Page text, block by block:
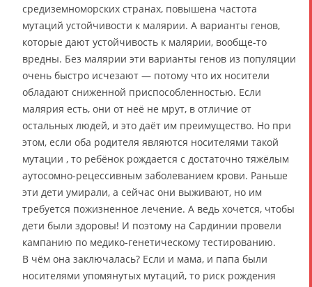
средиземноморских странах, повышена частота
мутаций устойчивости к малярии. А варианты генов,
которые дают устойчивость к малярии, вообще-то
вредны. Без малярии эти варианты генов из популяции
очень быстро исчезают — потому что их носители
обладают сниженной приспособленностью. Если
малярия есть, они от неё не мрут, в отличие от
остальных людей, и это даёт им преимущество. Но при
этом, если оба родителя являются носителями такой
мутации , то ребёнок рождается с достаточно тяжёлым
аутосомно-рецессивным заболеванием крови. Раньше
эти дети умирали, а сейчас они выживают, но им
требуется пожизненное лечение. А ведь хочется, чтобы
дети были здоровы! И поэтому на Сардинии провели
кампанию по медико-генетическому тестированию.
В чём она заключалась? Если и мама, и папа были
носителями упомянутых мутаций, то риск рождения